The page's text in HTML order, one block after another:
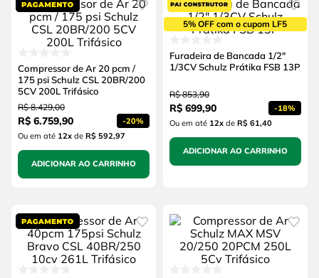
Compressor de Ar 20 pcm /
175 psi Schulz CSL 20BR/200
5CV 200L Trifásico
R$ 8.429,00
R$ 6.759,90 -20%
Ou em até 12xde R$ 592,97
ADICIONAR AO CARRINHO
5% OFF com o cupom LF5
Furadeira de Bancada 1/2"
1/3CV Schulz Prátika FSB 13P
R$ 853,90
R$ 699,90 -18%
Ou em até 12xde R$ 61,40
ADICIONAR AO CARRINHO